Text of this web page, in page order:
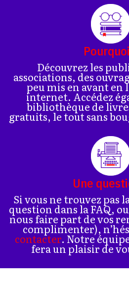
Découvrez les
associations, des
peu mis en avant
internet. Accédez
bibliothèque de
gratuits, le tout sans
Une
Si vous ne trouvez pas
question dans la FAQ,
nous faire part de vos
complimenter),
contacter. Notre
fera un plaisir de